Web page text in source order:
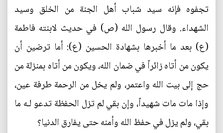
تجفوه فإنه سيد شباب أهل الجنة من الخلق وسيد
الشهداء. وقال رسول الله (ص) في حديث لابنته فاطمة
(ع) بعد ما أخبرها بشهادة الحسين (ع): أما ترضين أن
يكون من أتاه زائراً في ضمان الله، ويكون من أتاه بمنزلة من
حج إلى بيت الله واعتمر، ولم يخل من الرحمة طرفة عين،
وإذا مات مات شهيداً، وإن بقي لم تزل الحفظة تدعو لـه ما
بقي، ولم يزل في حفظ الله وأمنه حتى يفارق الدنيا؟